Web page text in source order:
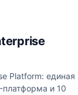
Platform: единая
платформа и 10